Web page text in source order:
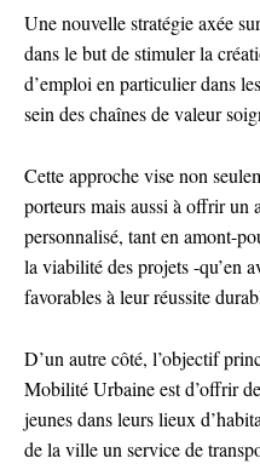
Une nouvelle stratégie axée
dans le but de stimuler la
d’emploi en particulier dans
sein des chaînes de valeur
Cette approche vise non
porteurs mais aussi à offrir un
personnalisé, tant en amont-
la viabilité des projets -qu’en
favorables à leur réussite
D’un autre côté, l’objectif
Mobilité Urbaine est d’offrir
jeunes dans leurs lieux
de la ville un service de